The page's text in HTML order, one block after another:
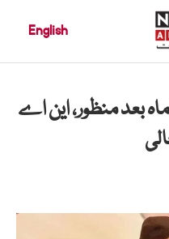
English
مینگل کا استعفیٰ 17 ماہ بعد منظور، این اے